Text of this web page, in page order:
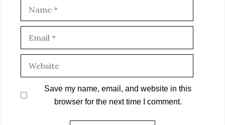
Save my name, email, and website in this
browser for the next time I comment.